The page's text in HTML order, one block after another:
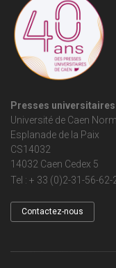
Presses universitaires
Université de Caen
Esplanade de la Paix
CS14032
14032 Caen Cedex 5
Tel : + 33 (0)2-31-56-62-
Contactez-nous